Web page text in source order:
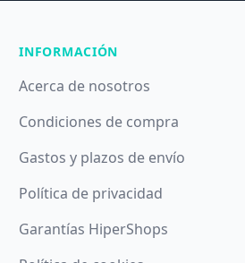
INFORMACIÓN
Acerca de nosotros
Condiciones de compra
Gastos y plazos de envío
Política de privacidad
Garantías HiperShops